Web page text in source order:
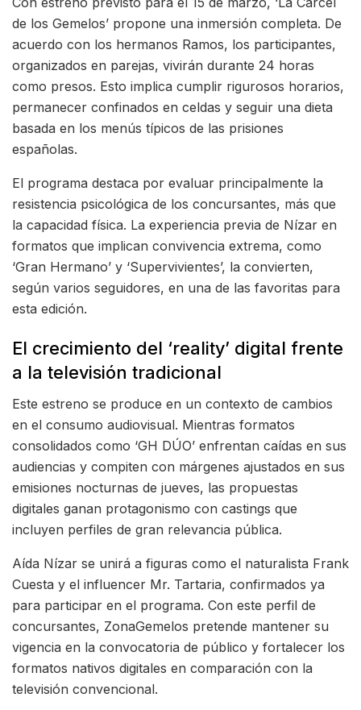
de los Gemelos’ propone una inmersión completa. De
acuerdo con los hermanos Ramos, los participantes,
organizados en parejas, vivirán durante 24 horas
como presos. Esto implica cumplir rigurosos horarios,
permanecer confinados en celdas y seguir una dieta
basada en los menús típicos de las prisiones
españolas.
El programa destaca por evaluar principalmente la
resistencia psicológica de los concursantes, más que
la capacidad física. La experiencia previa de Nízar en
formatos que implican convivencia extrema, como
‘Gran Hermano’ y ‘Supervivientes’, la convierten,
según varios seguidores, en una de las favoritas para
esta edición.
El crecimiento del ‘reality’ digital frente
a la televisión tradicional
Este estreno se produce en un contexto de cambios
en el consumo audiovisual. Mientras formatos
consolidados como ‘GH DÚO’ enfrentan caídas en sus
audiencias y compiten con márgenes ajustados en sus
emisiones nocturnas de jueves, las propuestas
digitales ganan protagonismo con castings que
incluyen perfiles de gran relevancia pública.
Aída Nízar se unirá a figuras como el naturalista Frank
Cuesta y el influencer Mr. Tartaria, confirmados ya
para participar en el programa. Con este perfil de
concursantes, ZonaGemelos pretende mantener su
vigencia en la convocatoria de público y fortalecer los
formatos nativos digitales en comparación con la
televisión convencional.